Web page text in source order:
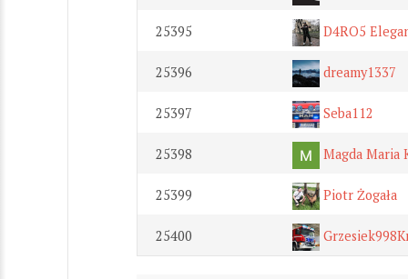
25395 D4RO5
25396 dreamy1337
25397 Seba112
25398 Magda Maria
25399 Piotr Żogała
25400